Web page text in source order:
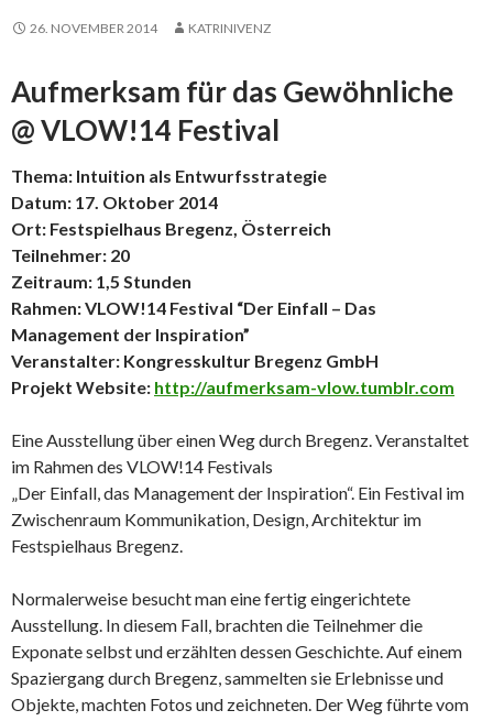
26. NOVEMBER 2014 KATRINIVENZ
Aufmerksam für das Gewöhnliche
@ VLOW!14 Festival
Thema: Intuition als Entwurfsstrategie
Datum: 17. Oktober 2014
Ort: Festspielhaus Bregenz, Österreich
Teilnehmer: 20
Zeitraum: 1,5 Stunden
Rahmen: VLOW!14 Festival “Der Einfall – Das
Management der Inspiration”
Veranstalter: Kongresskultur Bregenz GmbH
Projekt Website: http://aufmerksam-vlow.tumblr.com
Eine Ausstellung über einen Weg durch Bregenz. Veranstaltet
im Rahmen des VLOW!14 Festivals
„Der Einfall, das Management der Inspiration“. Ein Festival im
Zwischenraum Kommunikation, Design, Architektur im
Festspielhaus Bregenz.
Normalerweise besucht man eine fertig eingerichtete
Ausstellung. In diesem Fall, brachten die Teilnehmer die
Exponate selbst und erzählten dessen Geschichte. Auf einem
Spaziergang durch Bregenz, sammelten sie Erlebnisse und
Objekte, machten Fotos und zeichneten. Der Weg führte vom